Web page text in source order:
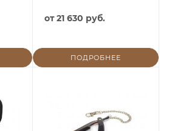
от21 630 руб.
ПОДРОБНЕЕ